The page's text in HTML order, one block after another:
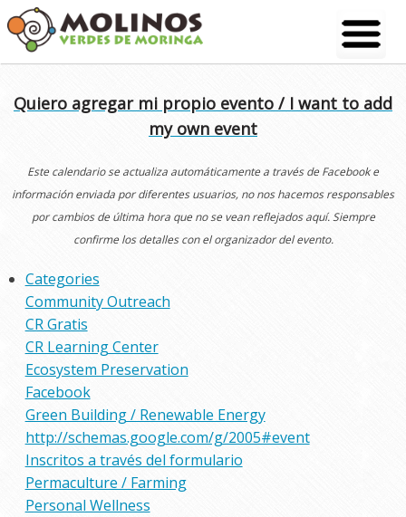
Skip
to
content
Quiero agregar mi propio evento / I want to add
my own event
Este calendario se actualiza automáticamente a través de Facebook e
información enviada por diferentes usuarios, no nos hacemos responsables
por cambios de última hora que no se vean reflejados aquí. Siempre
confirme los detalles con el organizador del evento.
Categories
Community Outreach
CR Gratis
CR Learning Center
Ecosystem Preservation
Facebook
Green Building / Renewable Energy
http://schemas.google.com/g/2005#event
Inscritos a través del formulario
Permaculture / Farming
Personal Wellness